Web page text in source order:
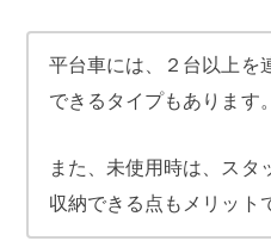
平台車には、２台以上を
できるタイプもあります。
また、未使用時は、スタ
収納できる点もメリット